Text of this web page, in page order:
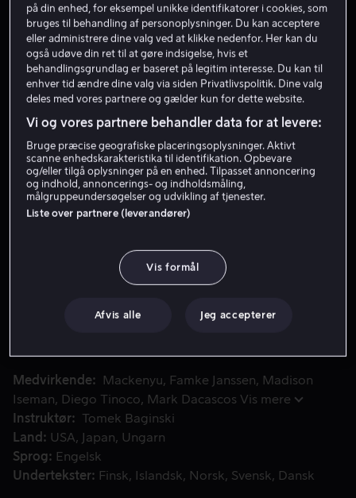
Knights of the Zodiac
4.4 Action 2023 1 t. 47 min
11 år
UHD
Lej 39 kr
Køb 109 kr
Se trailer
Da en stædig forældreløs gadedreng uforvarende får
Da en stædig forældreløs gadedreng uforvarende får
den eneste nulevende person, der kan beskytte en
menneskeheden.
Medvirkende
Mackenyu Famke Janssen
Madison
Iseman
Diego Tinoco Mark Dacascos Vis mere
Instruktør
Tomek Baginski
Land
USA Japan
Ungarn
Sprog
Engelsk
Undertekster
Finsk Islandsk Norsk Svensk Dansk
på din enhed, for eksempel unikke identifikatorer i cookies, som
bruges til behandling af personoplysninger. Du kan acceptere
eller administrere dine valg ved at klikke nedenfor. Her kan du
også udøve din ret til at gøre indsigelse, hvis et
behandlingsgrundlag er baseret på legitim interesse. Du kan til
enhver tid ændre dine valg via siden Privatlivspolitik. Dine valg
deles med vores partnere og gælder kun for dette website.
Vi og vores partnere behandler data for at levere:
Bruge præcise geografiske placeringsoplysninger. Aktivt
scanne enhedskarakteristika til identifikation. Opbevare
og/eller tilgå oplysninger på en enhed. Tilpasset annoncering
og indhold, annoncerings- og indholdsmåling,
målgruppeundersøgelser og udvikling af tjenester.
Liste over partnere (leverandører)
Vis formål
Afvis alle Jeg accepterer